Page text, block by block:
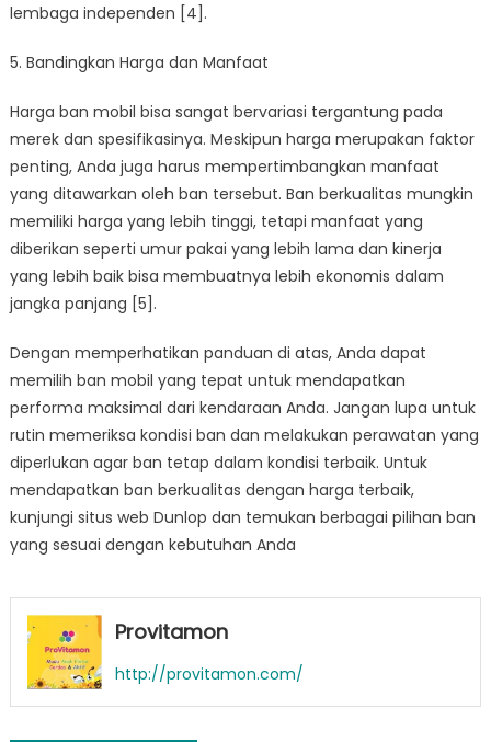
lembaga independen [4].
5. Bandingkan Harga dan Manfaat
Harga ban mobil bisa sangat bervariasi tergantung pada
merek dan spesifikasinya. Meskipun harga merupakan faktor
penting, Anda juga harus mempertimbangkan manfaat
yang ditawarkan oleh ban tersebut. Ban berkualitas mungkin
memiliki harga yang lebih tinggi, tetapi manfaat yang
diberikan seperti umur pakai yang lebih lama dan kinerja
yang lebih baik bisa membuatnya lebih ekonomis dalam
jangka panjang [5].
Dengan memperhatikan panduan di atas, Anda dapat
memilih ban mobil yang tepat untuk mendapatkan
performa maksimal dari kendaraan Anda. Jangan lupa untuk
rutin memeriksa kondisi ban dan melakukan perawatan yang
diperlukan agar ban tetap dalam kondisi terbaik. Untuk
mendapatkan ban berkualitas dengan harga terbaik,
kunjungi situs web Dunlop dan temukan berbagai pilihan ban
yang sesuai dengan kebutuhan Anda
Provitamon
http://provitamon.com/